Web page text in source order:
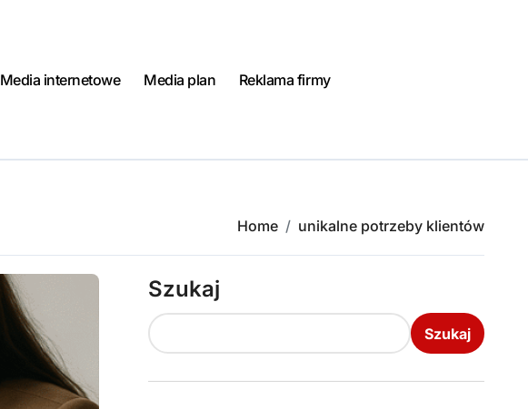
Media internetowe Media plan Reklama firmy
Home unikalne potrzeby klientów
Szukaj
Szukaj